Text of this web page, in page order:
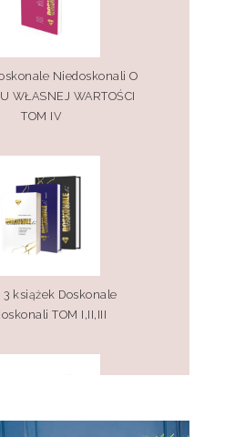
Niedoskonali O
WŁASNEJ WARTOŚCI
TOM IV
3 książek Doskonale
TOM I,II,III